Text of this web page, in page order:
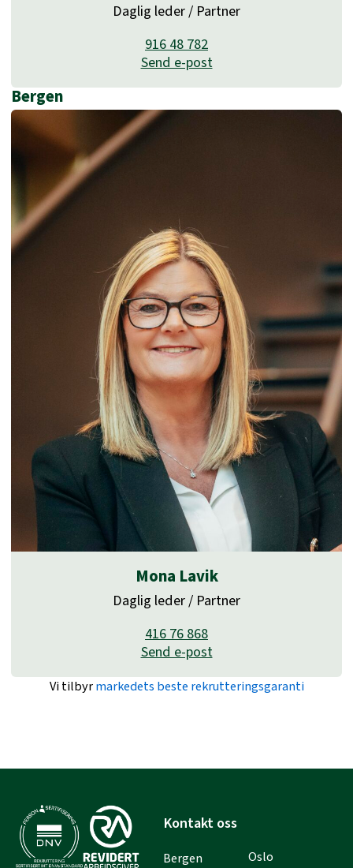
Daglig leder / Partner
916 48 782
Send e-post
Bergen
Mona Lavik
Daglig leder / Partner
416 76 868
Send e-post
Vi tilbyrmarkedets beste rekrutteringsgaranti
Kontakt oss
Bergen Oslo